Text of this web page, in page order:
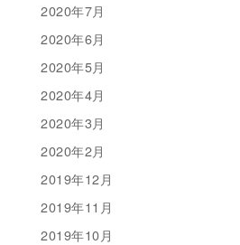
2020年7月
2020年6月
2020年5月
2020年4月
2020年3月
2020年2月
2019年12月
2019年11月
2019年10月